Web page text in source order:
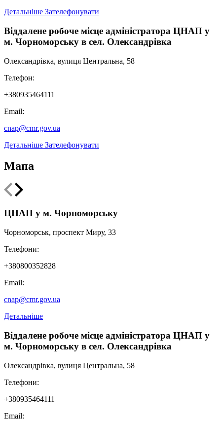
платників податків про джерела та суми нарахованого доходу,
нарахованого (перерахованого) податку та військового збору,
сформованих контролюючим органом в електронній формі
Детальніше Зателефонувати
Віддалене робоче місце адміністратора ЦНАП у
м. Чорноморську в сел. Олександрівка
Олександрівка, вулиця Центральна, 58
Телефон:
+380935464111
Email:
cnap@cmr.gov.ua
Детальніше Зателефонувати
Мапа
+
ЦНАП у м. Чорноморську
Чорноморськ, проспект Миру, 33
Телефони:
+380800352828
Email:
cnap@cmr.gov.ua
Детальніше
Віддалене робоче місце адміністратора ЦНАП у
м. Чорноморську в сел. Олександрівка
Олександрівка, вулиця Центральна, 58
Телефони:
+380935464111
Email: